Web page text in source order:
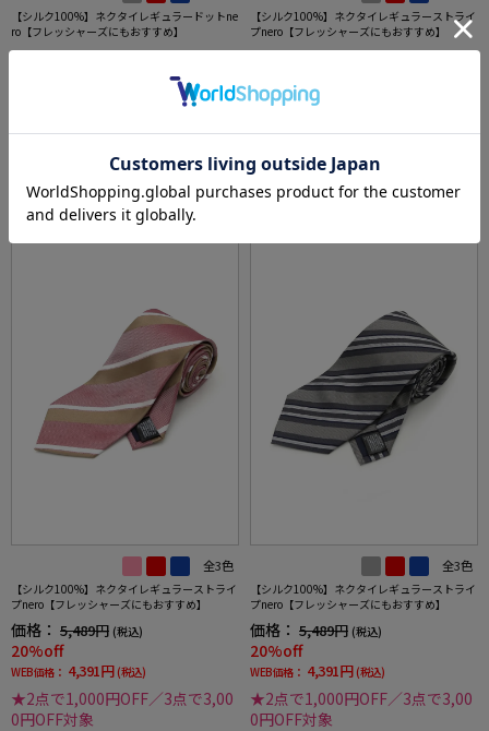
【シルク100%】ネクタイレギュラードットne
ro【フレッシャーズにもおすすめ】
価格：5,489円
5.0（1）
【シルク100%】ネクタイレギュラーストライ
プnero【フレッシャーズにもおすすめ】
価格：5,489円
WEB価格： 4,391円
全3色
【シルク100%】ネクタイレギュラーストライ
プnero【フレッシャーズにもおすすめ】
価格： 5,489円 (税込)
20%off
WEB価格： 4,391円 (税込)
★2点で1,000円OFF／3点で3,00
0円OFF対象
全3色
【シルク100%】ネクタイレギュラーストライ
プnero【フレッシャーズにもおすすめ】
価格： 5,489円 (税込)
20%off
WEB価格： 4,391円 (税込)
★2点で1,000円OFF／3点で3,00
0円OFF対象